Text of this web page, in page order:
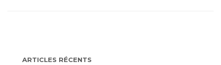
ARTICLES RÉCENTS